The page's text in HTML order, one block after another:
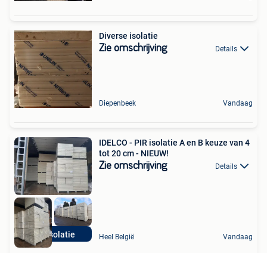
Diverse isolatie
Zie omschrijving Details
Diepenbeek Vandaag
PIR isolatie
IDELCO - PIR isolatie A en B keuze van 4
tot 20 cm - NIEUW!
Zie omschrijving Details
Heel België Vandaag